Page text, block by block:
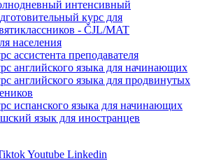
интенсивный
курс для
- ČJL/MAT
населения
ассистента преподавателя
английского языка для начинающих
английского языка для продвинутых
испанского языка для начинающих
язык для иностранцев
Youtube Linkedin